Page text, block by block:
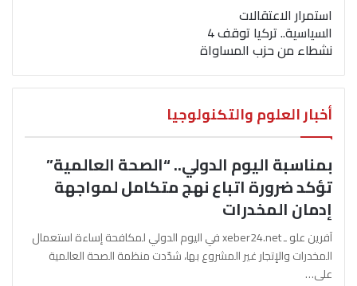
استمرار الاعتقالات
السياسية.. تركيا توقف 4
نشطاء من حزب المساواة
أخبار العلوم والتكنولوجيا
بمناسبة اليوم الدولي.. “الصحة العالمية”
تؤكد ضرورة اتباع نهج متكامل لمواجهة
إدمان المخدرات
آفرين علو ـ xeber24.net في اليوم الدولي لمكافحة إساءة استعمال
المخدرات والإتجار غير المشروع بها، شدّدت منظمة الصحة العالمية
على…